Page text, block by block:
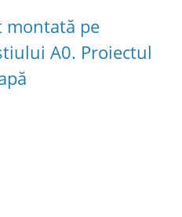
montată pe
A0. Proiectul